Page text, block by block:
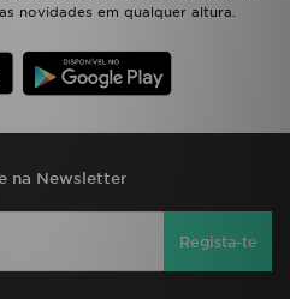
novidades em qualquer altura.
na Newsletter
Regista-te